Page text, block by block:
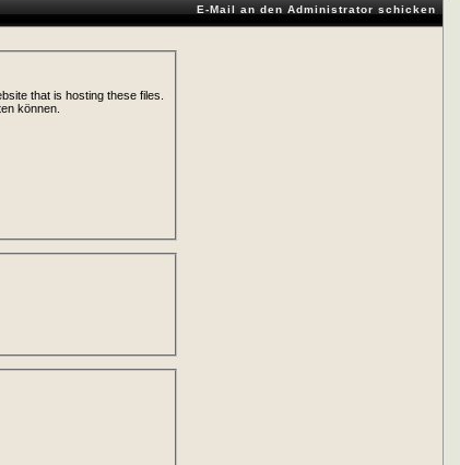
E-Mail an den Administrator schicken
that is hosting these files.
können.